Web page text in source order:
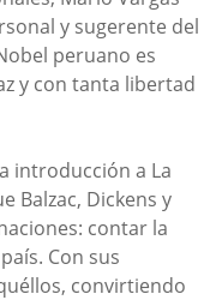
y sugerente del
peruano es
y con tanta libertad
introducción a La
Balzac, Dickens y
contar la
Con sus
convirtiendo